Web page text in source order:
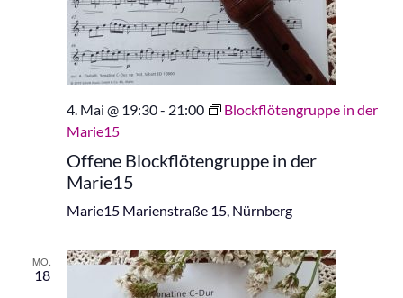
4. Mai @ 19:30- 21:00
Blockflötengruppe in der
Marie15
Offene Blockflötengruppe in der
Marie15
Marie15 Marienstraße 15, Nürnberg
MO.
18